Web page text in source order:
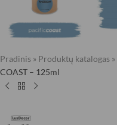
Pradinis » Produktų katalogas »
COAST – 125ml